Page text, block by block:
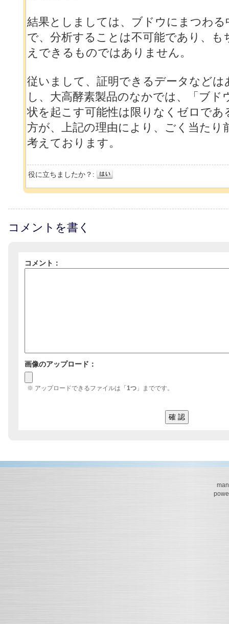
結果としましては、ブドウにまつわる
で、分析することは不可能であり、も
えできるものではありません。
従いまして、証明できるデータなど
し、大高酵素製品のなかでは、「ブド
状を起こす可能性は限りなくゼロであ
方が、上記の理由により、ごく当たり
考えております。
役に立ちましたか？:
コメントを書く
コメント：
画像のアップロード：
※ アップロードできるファイルは「 1つ 」までです。